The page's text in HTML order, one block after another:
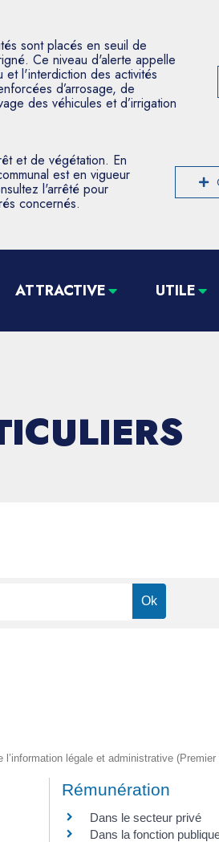
sont placés en seuil de
Ce niveau d'alerte appelle
l'interdiction des activités
d’arrosage, de
des véhicules et d’irrigation
et de végétation. En
est en vigueur
l'arrêté pour
concernés.
ATTRACTIVE UTILE
légale et administrative
Rémunération
Dans le secteur privé
Dans la fonction